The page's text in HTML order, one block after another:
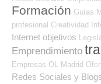
Formación Guías
profesional Creatividad
Internet objetivos
Emprendimiento
Empresas OL
Madrid
Redes Sociales y